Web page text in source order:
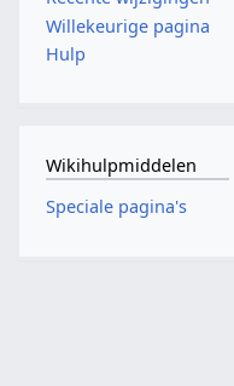
Willekeurige pagina
Hulp
Wikihulpmiddelen
Speciale pagina's